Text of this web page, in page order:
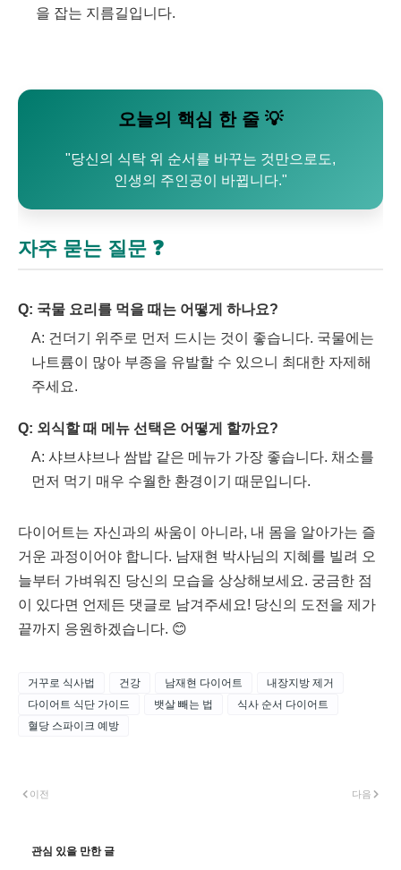
을 잡는 지름길입니다.
오늘의 핵심 한 줄 💡
"당신의 식탁 위 순서를 바꾸는 것만으로도,
인생의 주인공이 바뀝니다."
자주 묻는 질문 ❓
Q: 국물 요리를 먹을 때는 어떻게 하나요?
A: 건더기 위주로 먼저 드시는 것이 좋습니다. 국물에는
나트륨이 많아 부종을 유발할 수 있으니 최대한 자제해
주세요.
Q: 외식할 때 메뉴 선택은 어떻게 할까요?
A: 샤브샤브나 쌈밥 같은 메뉴가 가장 좋습니다. 채소를
먼저 먹기 매우 수월한 환경이기 때문입니다.
다이어트는 자신과의 싸움이 아니라, 내 몸을 알아가는 즐
거운 과정이어야 합니다. 남재현 박사님의 지혜를 빌려 오
늘부터 가벼워진 당신의 모습을 상상해보세요. 궁금한 점
이 있다면 언제든 댓글로 남겨주세요! 당신의 도전을 제가
끝까지 응원하겠습니다. 😊
거꾸로 식사법 건강 남재현 다이어트
내장지방 제거
다이어트 식단 가이드
뱃살 빼는 법
식사 순서 다이어트
혈당 스파이크 예방
다음
이전
관심 있을 만한 글